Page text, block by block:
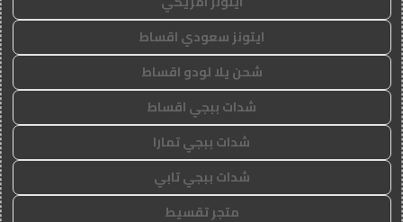
ايتونز سعودي اقساط
شحن يلا لودو اقساط
شدات ببجي اقساط
شدات ببجي تمارا
شدات ببجي تابي
متجر تقسيط